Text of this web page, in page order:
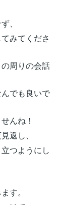
、
みてくださ
周りの会話
でも良いで
んね！
返し、
つようにし
す。